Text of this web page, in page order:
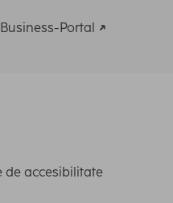
Business-Portal
de accesibilitate